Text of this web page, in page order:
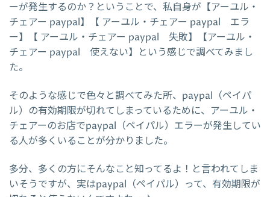
ーが発生するのか？ということで、私自身が【アーユル・
チェアー paypal】【 アーユル・チェアー paypal エラ
ー】【 アーユル・チェアー paypal 失敗】【アーユル・
チェアー paypal 使えない】という感じで調べてみまし
た。
そのような感じで色々と調べてみた所、paypal（ペイパ
ル）の有効期限が切れてしまっているために、アーユル・
チェアーのお店でpaypal（ペイパル）エラーが発生してい
る人が多くいることが分かりました。
多分、多くの方にそんなこと知ってるよ！と言われてしま
いそうですが、実はpaypal（ペイパル）って、有効期限が